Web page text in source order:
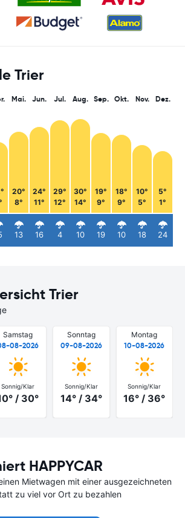
Trier
Mai.
20°
8°
13
Jun.
24°
11°
16
Jul.
29°
12°
4
Aug.
30°
14°
10
Sep.
19°
9°
19
Okt.
18°
9°
10
Nov.
10°
5°
18
Dez.
5°
1°
24
Trier
Samstag
08-2026
Sonnig/Klar
/ 30°
Sonntag
09-08-2026
Sonnig/Klar
14° / 34°
Montag
10-08-2026
Sonnig/Klar
16° / 36°
HAPPYCAR
Mietwagen mit einer ausgezeichneten
zu viel vor Ort zu bezahlen